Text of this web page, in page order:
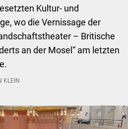
Kultur- und
wo die Vernissage der
– Britische
an der Mosel“ am letzten
KLEIN